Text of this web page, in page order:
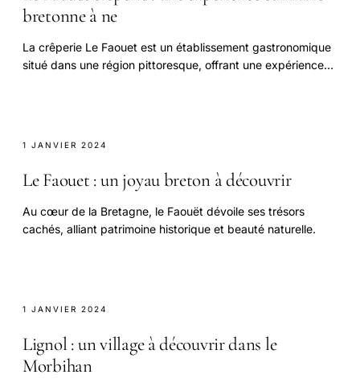
bretonne à ne
La crêperie Le Faouet est un établissement gastronomique
situé dans une région pittoresque, offrant une expérience
1 JANVIER 2024
Le Faouet : un joyau breton à découvrir
Au cœur de la Bretagne, le Faouët dévoile ses trésors
cachés, alliant patrimoine historique et beauté naturelle.
1 JANVIER 2024
Lignol : un village à découvrir dans le
Morbihan